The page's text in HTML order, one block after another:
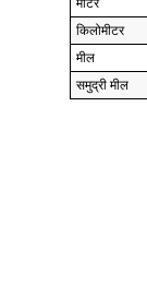
मीटर
किलोमीटर
मील
समुद्री मील